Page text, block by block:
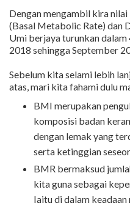
Dengan mengambil kira
(Basal Metabolic Rate) dan
Umi berjaya turunkan dalam
2018 sehingga September
Sebelum kita selami lebih
atas, mari kita fahami dulu
BMI merupakan
komposisi badan
dengan lemak yang
serta ketinggian
BMR bermaksud
kita guna sebagai
Iaitu di dalam